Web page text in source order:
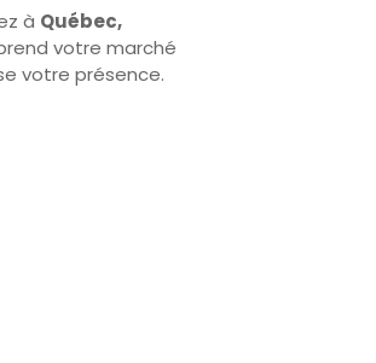
à Québec,
votre marché
votre présence.